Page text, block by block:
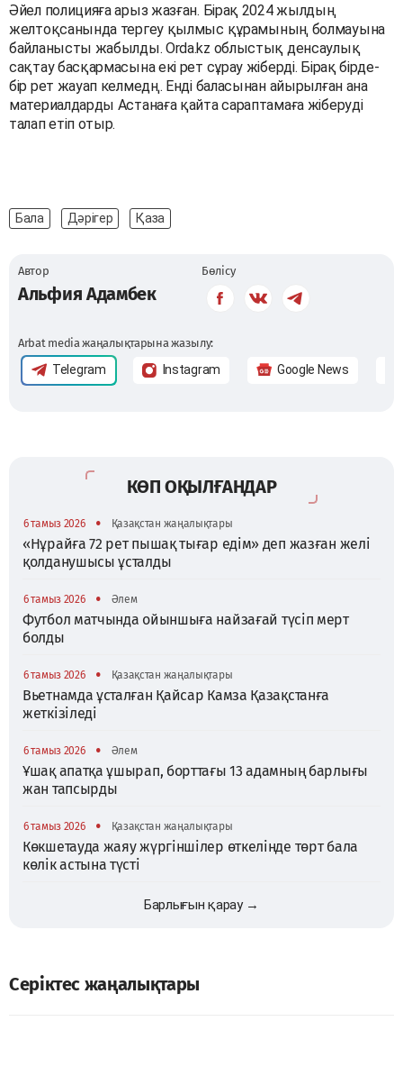
Әйел полицияға арыз жазған. Бірақ 2024 жылдың
желтоқсанында тергеу қылмыс құрамының болмауына
байланысты жабылды. Orda.kz облыстық денсаулық
сақтау басқармасына екі рет сұрау жіберді. Бірақ бірде-
бір рет жауап келмедң. Енді баласынан айырылған ана
материалдарды Астанаға қайта сараптамаға жіберуді
талап етіп отыр.
Бала Дәрігер Қаза
Автор
Альфия Адамбек
Бөлісу
Arbat media жаңалықтарына жазылу:
Telegram Instagram Google News
КӨП ОҚЫЛҒАНДАР
6 тамыз 2026 • Қазақстан жаңалықтары
«Нұрайға 72 рет пышақ тығар едім» деп жазған желі
қолданушысы ұсталды
6 тамыз 2026 • Әлем
Футбол матчында ойыншыға найзағай түсіп мерт
болды
6 тамыз 2026 • Қазақстан жаңалықтары
Вьетнамда ұсталған Қайсар Камза Қазақстанға
жеткізіледі
6 тамыз 2026 • Әлем
Ұшақ апатқа ұшырап, борттағы 13 адамның барлығы
жан тапсырды
6 тамыз 2026 • Қазақстан жаңалықтары
Көкшетауда жаяу жүргіншілер өткелінде төрт бала
көлік астына түсті
Барлығын қарау →
Серіктес жаңалықтары